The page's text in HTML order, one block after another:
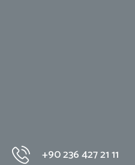
+90 236 427 21 11